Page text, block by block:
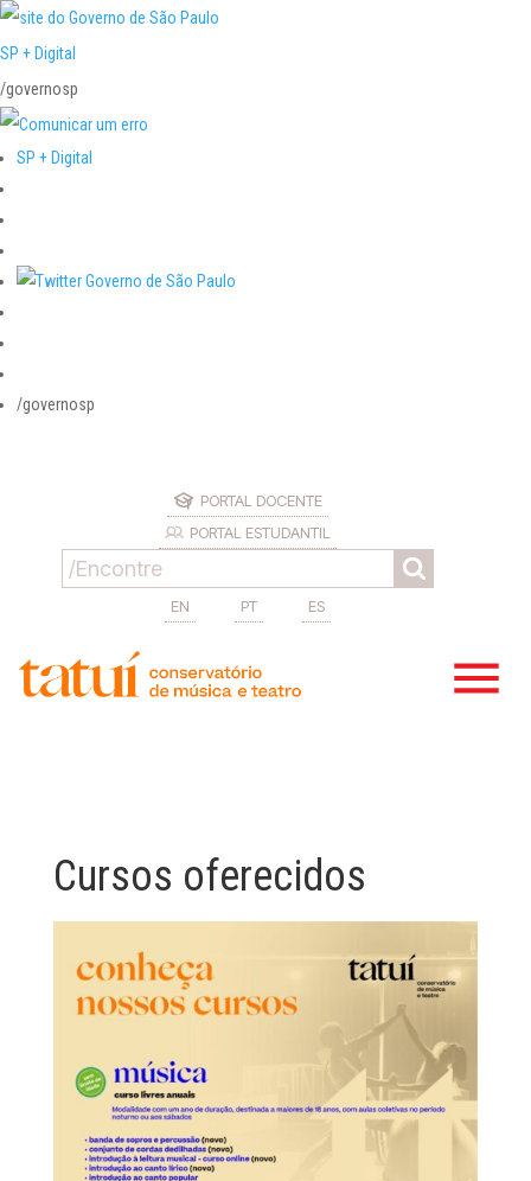
SP + Digital
/governosp
SP + Digital
/governosp
PORTAL DOCENTE
PORTAL ESTUDANTIL
EN PT ES
Cursos oferecidos